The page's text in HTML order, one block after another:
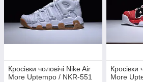
Кросівки чоловічі Nike Air
More Uptempo / NKR-551
Кросівки
More